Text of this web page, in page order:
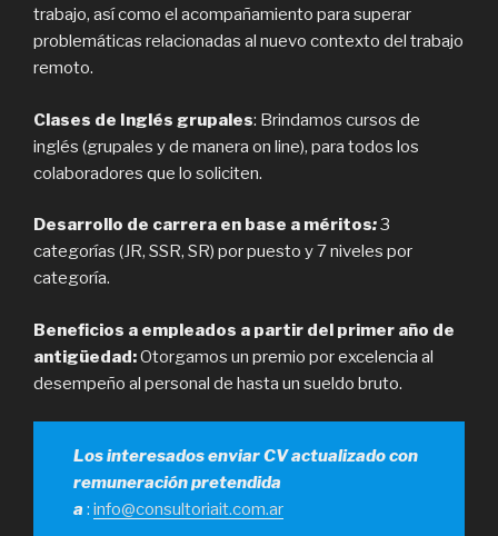
trabajo, así como el acompañamiento para superar
problemáticas relacionadas al nuevo contexto del trabajo
remoto.
Clases de Inglés grupales: Brindamos cursos de
inglés (grupales y de manera on line), para todos los
colaboradores que lo soliciten.
Desarrollo de carrera en base a méritos:3
categorías (JR, SSR, SR) por puesto y 7 niveles por
categoría.
Beneficios a empleados a partir del primer año de
antigüedad:Otorgamos un premio por excelencia al
desempeño al personal de hasta un sueldo bruto.
Los interesados enviar CV actualizado con
remuneración pretendida
a: info@consultoriait.com.ar